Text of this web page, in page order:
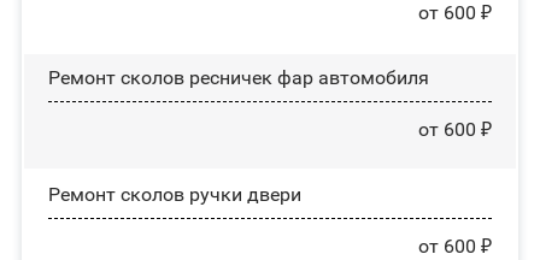
от 600 ₽
Ремонт сколов ресничек фар автомобиля
от 600 ₽
Ремонт сколов ручки двери
от 600 ₽